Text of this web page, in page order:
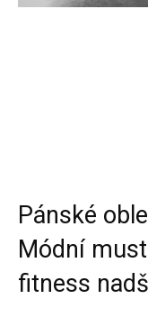
Pánské
Módní
fitness